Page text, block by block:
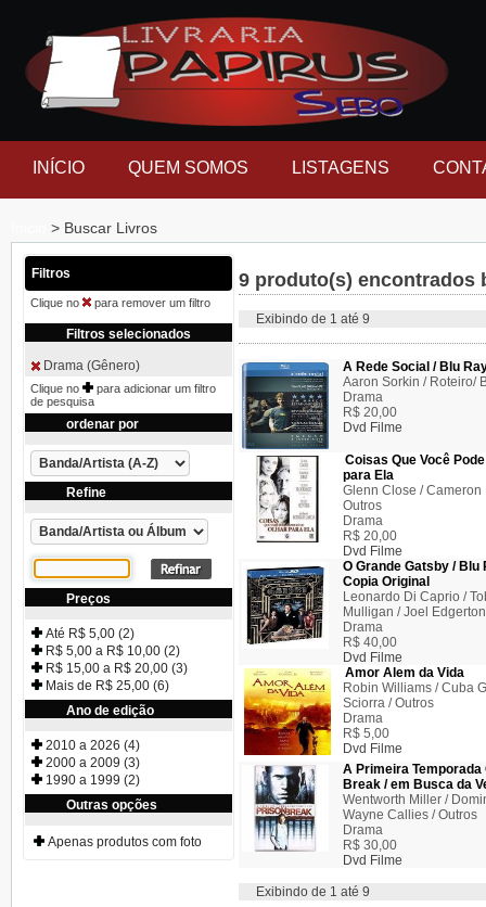
INÍCIO QUEM SOMOS LISTAGENS
> Buscar Livros
Filtros
Clique no para remover um filtro
Filtros selecionados
Drama (Gênero)
Clique no
para adicionar um filtro
de pesquisa
ordenar por
Refine
Preços
Até R$ 5,00 (2)
R$ 5,00 a R$ 10,00 (2)
R$ 15,00 a R$ 20,00 (3)
Mais de R$ 25,00 (6)
Ano de edição
2010 a 2026 (4)
2000 a 2009 (3)
1990 a 1999 (2)
Outras opções
Apenas produtos com foto
9 produto(s)
Exibindo de 1 até 9
A Rede Social / Blu
Aaron Sorkin / Roteiro/
Drama
R$ 20,00
Dvd Filme
Coisas Que Você
para Ela
Glenn Close / Cameron
Outros
Drama
R$ 20,00
Dvd Filme
O Grande Gatsby / Blu
Copia Original
Leonardo Di Caprio /
Mulligan / Joel
Drama
R$ 40,00
Dvd Filme
Amor Alem da Vida
Robin Williams / Cuba
Sciorra / Outros
Drama
R$ 5,00
Dvd Filme
A Primeira
Break / em Busca da
Wentworth Miller /
Wayne Callies / Outros
Drama
R$ 30,00
Dvd Filme
Exibindo de 1 até 9